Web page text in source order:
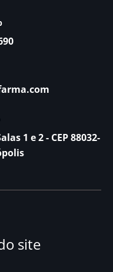
1 e 2 - CEP 88032-
site